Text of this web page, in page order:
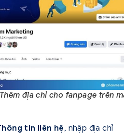
địa chỉ cho fanpage trên
tin liên hệ, nhập địa chỉ